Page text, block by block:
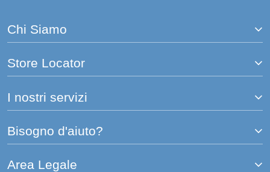
Chi Siamo
Store Locator
I nostri servizi
Bisogno d'aiuto?
Area Legale